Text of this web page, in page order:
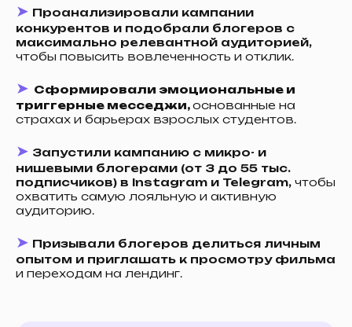
➤ Проанализировали кампании
конкурентов и подобрали блогеров с
максимально релевантной аудиторией,
чтобы повысить вовлеченность и отклик.
➤ Сформировали эмоциональные и
триггерные месседжи,основанные на
страхах и барьерах взрослых студентов.
➤ Запустили кампанию с микро- и
нишевыми блогерами (от 3 до 55 тыс.
подписчиков) в Instagram и Telegram, чтобы
охватить самую лояльную и активную
аудиторию.
➤ Призывали блогеров делиться личным
опытом и приглашать к просмотру фильма
и переходам на лендинг.